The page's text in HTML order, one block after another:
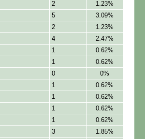
2
1.23%
5
3.09%
2
1.23%
4
2.47%
1
0.62%
1
0.62%
0
0%
1
0.62%
1
0.62%
1
0.62%
1
0.62%
3
1.85%